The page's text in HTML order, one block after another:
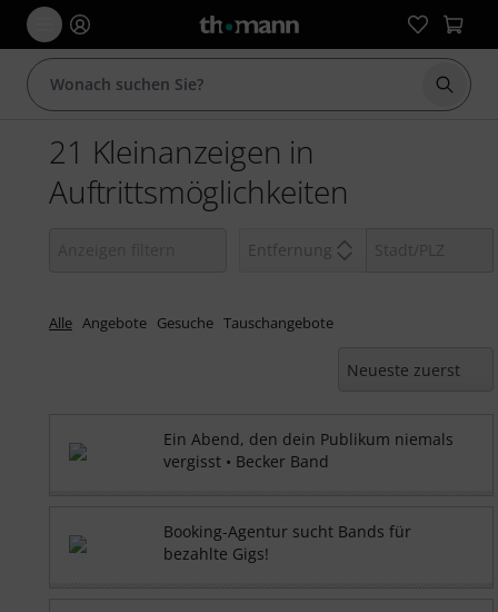
Suche
21 Kleinanzeigen in
Auftrittsmöglichkeiten
Entfernung
Alle Angebote Gesuche Tauschangebote
Ein Abend, den dein Publikum niemals
vergisst • Becker Band
Booking-Agentur sucht Bands für
bezahlte Gigs!